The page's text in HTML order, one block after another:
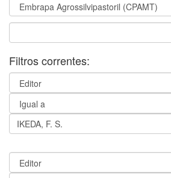
Filtros correntes: